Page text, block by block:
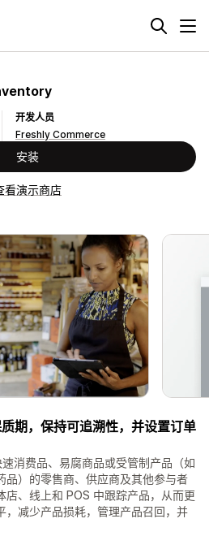
开发人员
Freshly Commerce
安装
看演示商店
期，保持可追溯性，并设置订单
消费品、易腐商品或受管制产品（如
品）的零售商、供应商及其他参与者
店、线上和 POS 中跟踪产品，从而更
，减少产品损耗，管理产品召回，并